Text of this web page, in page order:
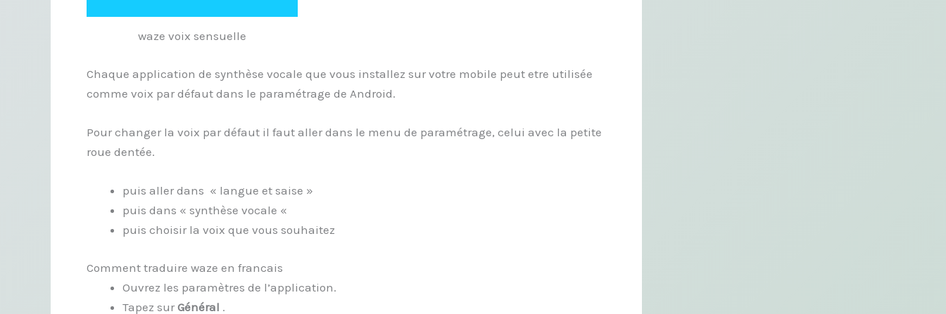
waze voix sensuelle
Chaque application de synthèse vocale que vous installez sur votre mobile peut etre utilisée
comme voix par défaut dans le paramétrage de Android.
Pour changer la voix par défaut il faut aller dans le menu de paramétrage, celui avec la petite
roue dentée.
puis aller dans « langue et saise »
puis dans « synthèse vocale «
puis choisir la voix que vous souhaitez
Comment traduire waze en francais
Ouvrez les paramètres de l’application.
Tapez sur Général .